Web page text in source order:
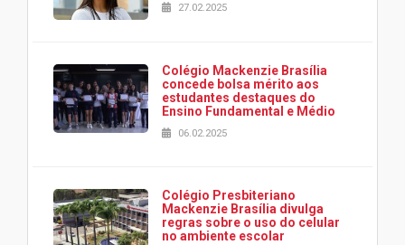
27.02.2025
Colégio Mackenzie Brasília
concede bolsa mérito aos
estudantes destaques do
Ensino Fundamental e Médio
06.02.2025
Colégio Presbiteriano
Mackenzie Brasília divulga
regras sobre o uso do celular
no ambiente escolar